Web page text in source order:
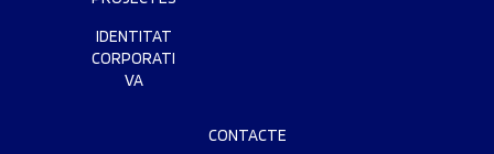
IDENTITAT
CORPORATI
VA
CONTACTE